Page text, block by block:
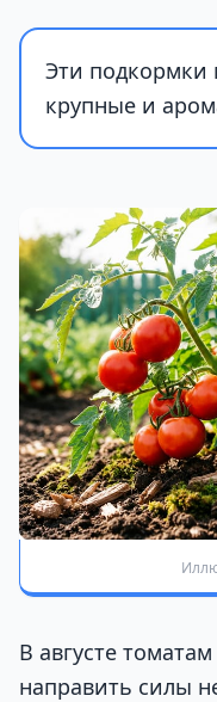
Эти подкормки
крупные и
В августе
направить силы